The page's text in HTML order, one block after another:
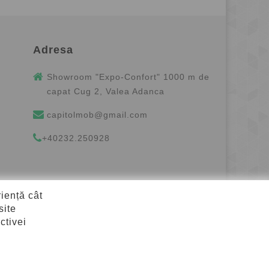
Adresa
Showroom "Expo-Confort" 1000 m de
capat Cug 2, Valea Adanca
capitolmob@gmail.com
+40232.250928
cât